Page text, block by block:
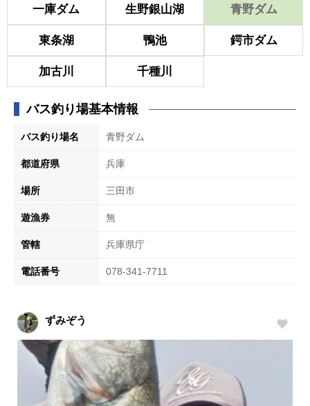
一庫ダム 生野銀山湖 青野ダム
東条湖 鴨池 鍔市ダム
加古川 千種川
バス釣り場基本情報
バス釣り場名 青野ダム
都道府県 兵庫
場所 三田市
遊漁券 無
管轄 兵庫県庁
電話番号 078-341-7711
ずみぞう